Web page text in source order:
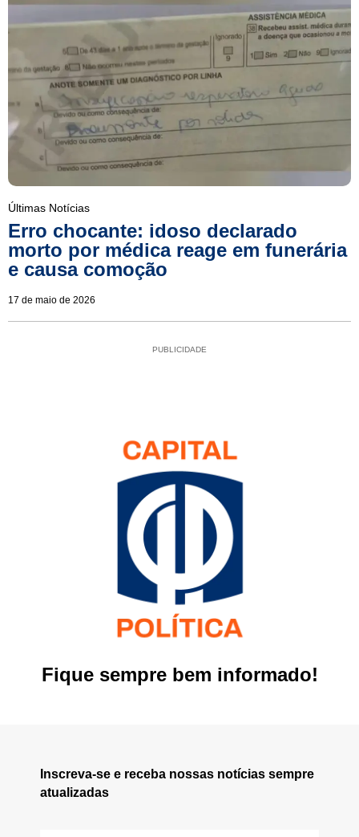
Últimas Notícias
Erro chocante: idoso declarado
morto por médica reage em funerária
e causa comoção
17 de maio de 2026
PUBLICIDADE
Fique sempre bem informado!
Inscreva-se e receba nossas notícias sempre
atualizadas